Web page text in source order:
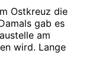
Ostkreuz die
gab es
am
wird. Lange